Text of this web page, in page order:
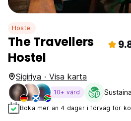
Hostel
The Travellers
Hostel
Sigiriya · Visa karta
10+ värd
Boka mer än 4 dagar i förväg för